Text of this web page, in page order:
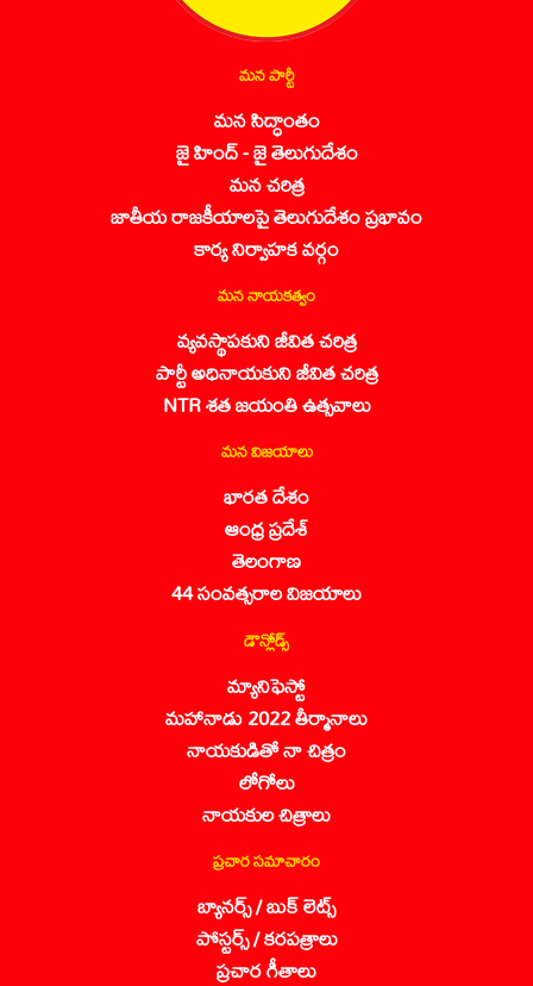
మన పార్టీ
మన సిద్ధాంతం
జై హింద్ - జై తెలుగుదేశం
మన చరిత్ర
జాతీయ రాజకీయాలపై తెలుగుదేశం ప్రభావం
కార్య నిర్వాహక వర్గం
మన నాయకత్వం
వ్యవస్థాపకుని జీవిత చరిత్ర
పార్టీ అధినాయకుని జీవిత చరిత్ర
NTR శత జయంతి ఉత్సవాలు
మన విజయాలు
భారత దేశం
ఆంధ్ర ప్రదేశ్
తెలంగాణ
44 సంవత్సరాల విజయాలు
డౌన్లోడ్స్
మ్యానిఫెస్టో
మహానాడు 2022 తీర్మానాలు
నాయకుడితో నా చిత్రం
లోగోలు
నాయకుల చిత్రాలు
ప్రచార సమాచారం
బ్యానర్స్ / బుక్ లెట్స్
పోస్టర్స్ / కరపత్రాలు
ప్రచార గీతాలు